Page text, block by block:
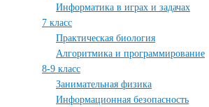
Информатика в играх и задачах
7 класс
Практическая биология
Алгоритмика и программирование
8-9 класс
Занимательная физика
Информационная безопасность